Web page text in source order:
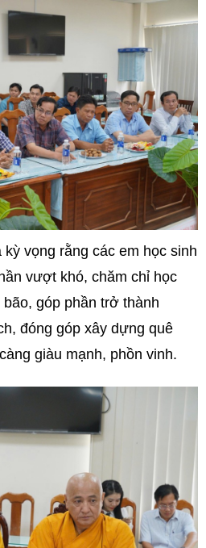
vọng rằng các em học sinh
vượt khó, chăm chỉ học
góp phần trở thành
đóng góp xây dựng quê
giàu mạnh, phồn vinh.